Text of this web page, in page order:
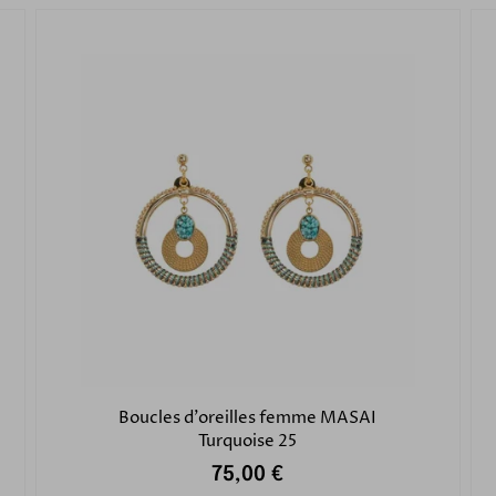
Boucles d'oreilles femme MASAI
Turquoise 25
75,00 €